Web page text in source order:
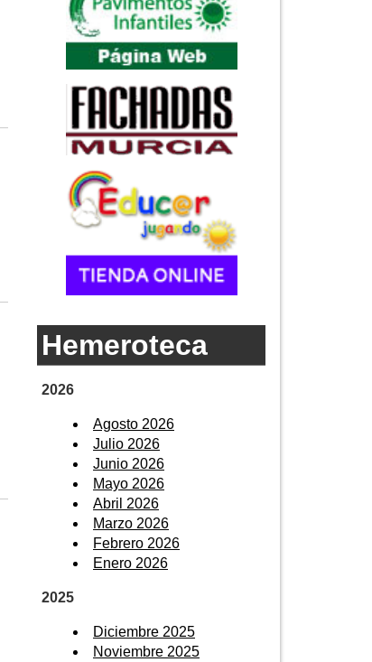
Hemeroteca
2026
Agosto 2026
Julio 2026
Junio 2026
Mayo 2026
Abril 2026
Marzo 2026
Febrero 2026
Enero 2026
2025
Diciembre 2025
Noviembre 2025